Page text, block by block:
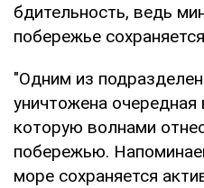
бдительность, ведь
побережье
"Одним из
уничтожена очередная
которую волнами
побережью.
море сохраняется